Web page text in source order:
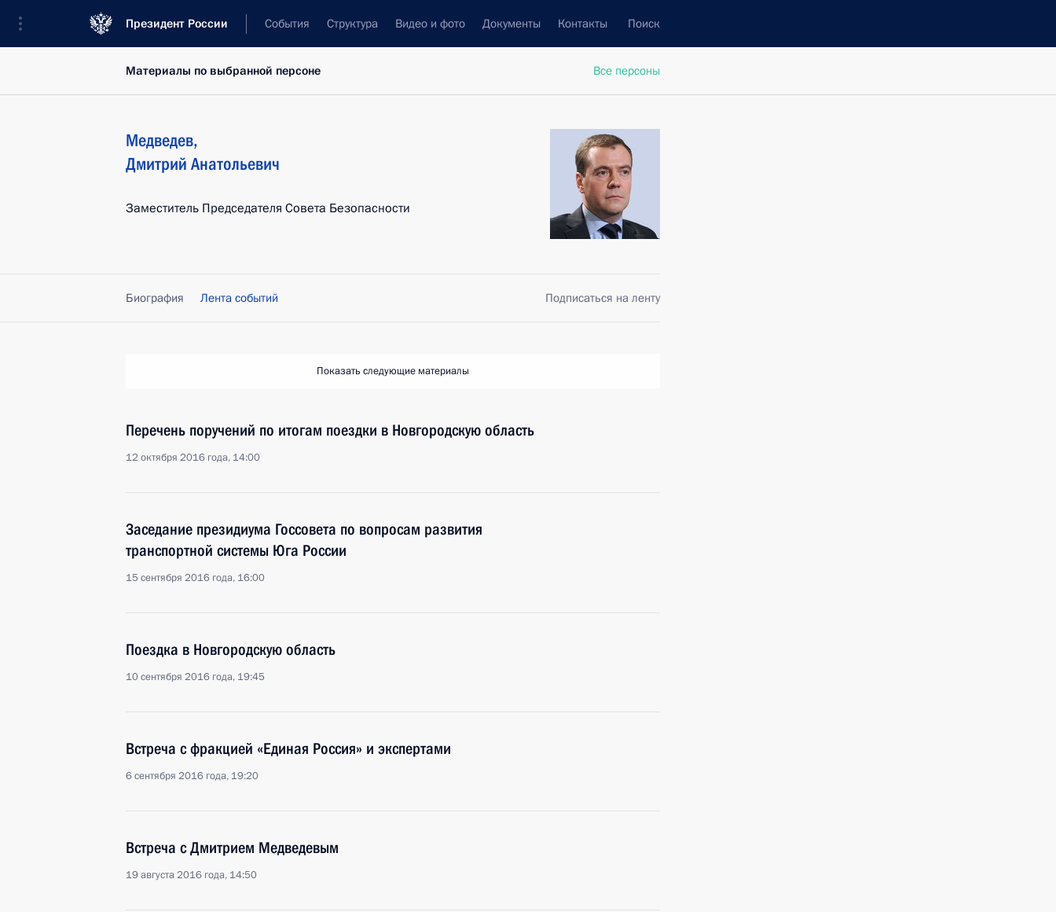
Президент России События Структура Видео и фото Документы Контакты Поиск
Все персоны
Материалы по выбранной персоне
Медведев,
Дмитрий Анатольевич
Заместитель Председателя Совета Безопасности
Биография Лента событий Подписаться на ленту
Показать следующие материалы
Перечень поручений по итогам поездки в Новгородскую область
12 октября 2016 года, 14:00
Заседание президиума Госсовета по вопросам развития
транспортной системы Юга России
15 сентября 2016 года, 16:00
Поездка в Новгородскую область
10 сентября 2016 года, 19:45
Встреча с фракцией «Единая Россия» и экспертами
6 сентября 2016 года, 19:20
Встреча с Дмитрием Медведевым
19 августа 2016 года, 14:50